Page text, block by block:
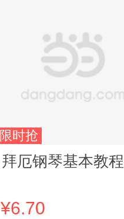
限时抢
拜厄钢琴基本教程
¥6.70